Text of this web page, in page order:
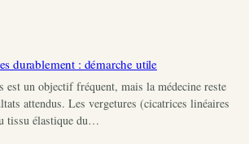
durablement : démarche utile
est un objectif fréquent, mais la médecine reste
attendus. Les vergetures (cicatrices linéaires
tissu élastique du…